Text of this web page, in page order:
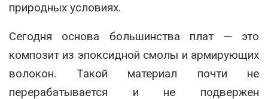
природных условиях.
Сегодня основа большинства плат — это
композит из эпоксидной смолы и армирующих
волокон. Такой материал почти не
перерабатывается и не подвержен